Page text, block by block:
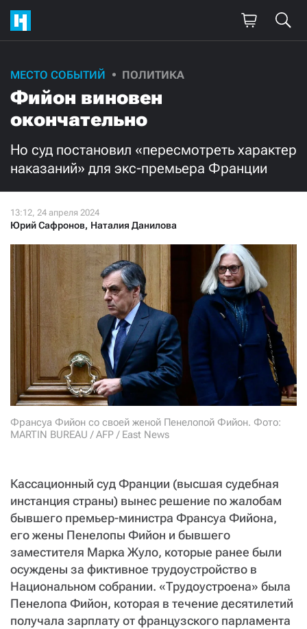
МЕСТО СОБЫТИЙ ПОЛИТИКА
Фийон виновен
окончательно
Но суд постановил «пересмотреть характер
наказаний» для экс-премьера Франции
Юрий Сафронов, Наталия Данилова
Франсуа Фийон со своей женой Пенелопой Фийон. Фото:
MARTIN BUREAU / AFP / East News
Кассационный суд Франции (высшая судебная
инстанция страны) вынес решение по жалобам
бывшего премьер-министра Франсуа Фийона,
его жены Пенелопы Фийон и бывшего
заместителя Марка Жуло, которые ранее были
осуждены за фиктивное трудоустройство в
Национальном собрании. «Трудоустроена» была
Пенелопа Фийон, которая в течение десятилетий
получала зарплату от французского парламента
Поддержите
нашу работу!
Ежемесячно
3000 1000
Нажимая кнопку «Стать соучастником»,
я принимаю
условия и подтверждаю свое гражданство РФ
СТАТЬ СОУЧАСТНИКОМ
ПОДЕЛИТЬСЯ С ДРУЗЬЯМИ
Если у вас есть вопросы, пишите donate@novayagazeta.ru
или
звоните:
+7 (929) 612-03-68